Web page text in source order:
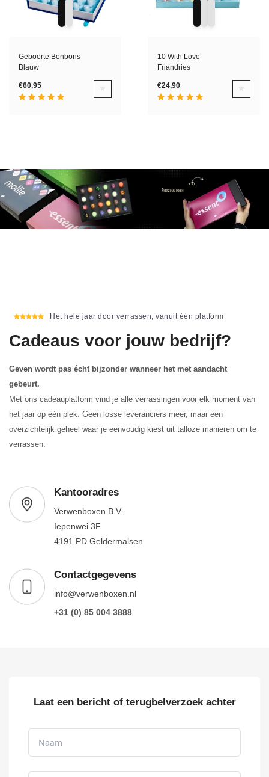
Geboorte Bonbons
Blauw
€60,95
10 With Love
Friandries
€24,90
Het hele jaar door verrassen, vanuit één platform
Cadeaus voor jouw bedrijf?
Geven wordt pas écht bijzonder wanneer het met aandacht
gebeurt.
Met ons cadeauplatform vind je alle verrassingen voor elk moment van
het jaar op één plek. Geen losse leveranciers meer, maar een
overzichtelijk geheel waar je eenvoudig kiest uit talloze manieren om te
verrassen.
Kantooradres
Verwenboxen B.V.
Iepenwei 3F
4191 PD Geldermalsen
Contactgegevens
info@verwenboxen.nl
+31 (0) 85 004 3888
Laat een bericht of terugbelverzoek achter